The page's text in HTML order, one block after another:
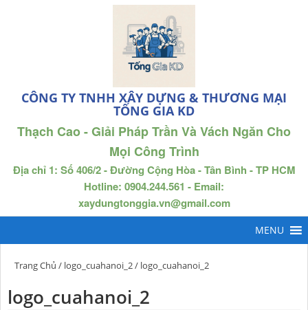
CÔNG TY TNHH XÂY DỰNG & THƯƠNG MẠI
TỐNG GIA KD
Thạch Cao - Giải Pháp Trần Và Vách Ngăn Cho
Mọi Công Trình
Địa chỉ 1: Số 406/2 - Đường Cộng Hòa - Tân Bình - TP HCM
Hotline: 0904.244.561 - Email:
xaydungtonggia.vn@gmail.com
Trang Chủ / logo_cuahanoi_2/ logo_cuahanoi_2
logo_cuahanoi_2